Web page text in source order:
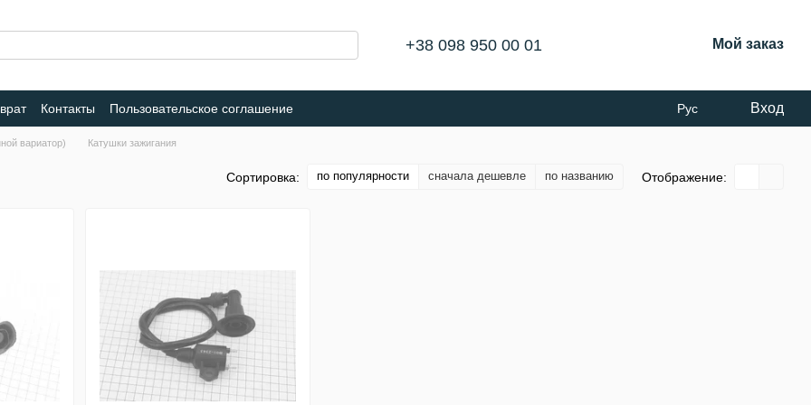
+38 098 950 00 01 Мой заказ
Контакты Пользовательское соглашение Рус Вход
вариатор) Катушки зажигания
Сортировка: по популярности сначала дешевле по названию Отображение: